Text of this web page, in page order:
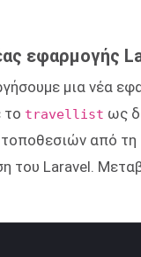
εφαρμογής
μια νέα
το travellist ως
από
του Laravel.